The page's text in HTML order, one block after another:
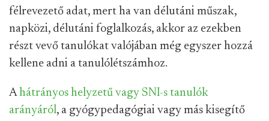
félrevezető adat, mert ha van délutáni műszak,
napközi, délutáni foglalkozás, akkor az ezekben
részt vevő tanulókat valójában még egyszer hozzá
kellene adni a tanulólétszámhoz.
Ahátrányos helyzetű vagy SNI-s tanulók
arányáról, a gyógypedagógiai vagy más kisegítő